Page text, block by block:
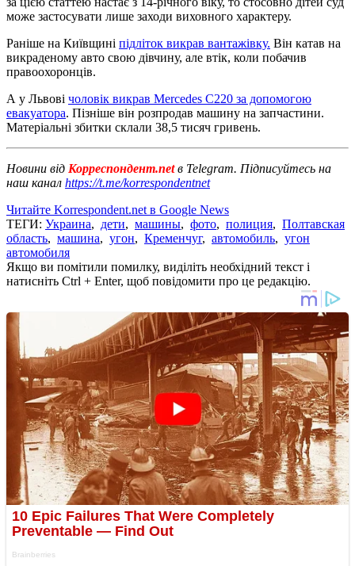
може застосувати лише заходи виховного характеру.
Раніше на Київщині підліток викрав вантажівку. Він катав на
викраденому авто свою дівчину, але втік, коли побачив
правоохоронців.
А у Львові чоловік викрав Mercedes C220 за допомогою
евакуатора. Пізніше він розпродав машину на запчастини.
Матеріальні збитки склали 38,5 тисяч гривень.
Новини від Корреспондент.netв Telegram. Підписуйтесь на
наш канал https://t.me/korrespondentnet
Читайте Korrespondent.net в Google News
ТЕГИ: Украина, дети, машины, фото, полиция, Полтавская
область, машина, угон, Кременчуг, автомобиль, угон
автомобиля
Якщо ви помітили помилку, виділіть необхідний текст і
натисніть Ctrl + Enter, щоб повідомити про це редакцію.